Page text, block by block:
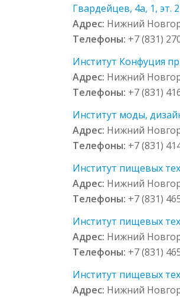
Гвардейцев, 4а, 1, эт. 2
Адрес: Нижний
Телефоны: +7 (831)
Институт Конфуция
Адрес: Нижний
Телефоны: +7 (831)
Институт моды,
Адрес: Нижний
Телефоны: +7 (831)
Институт пищевых
Адрес: Нижний
Телефоны: +7 (831)
Институт пищевых
Адрес: Нижний
Телефоны: +7 (831)
Институт пищевых
Адрес: Нижний